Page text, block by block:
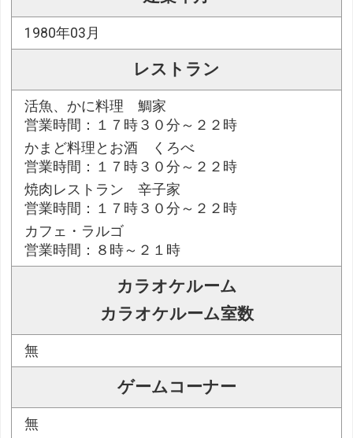
1980年03月
レストラン
活魚、かに料理 鯛家
営業時間：１７時３０分～２２時
かまど料理とお酒 くろべ
営業時間：１７時３０分～２２時
焼肉レストラン 辛子家
営業時間：１７時３０分～２２時
カフェ・ラルゴ
営業時間：８時～２１時
カラオケルーム
カラオケルーム室数
無
ゲームコーナー
無